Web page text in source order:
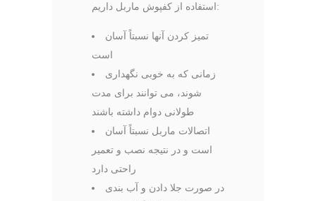
استفاده از کفپوش ماربل داریم:
تمیز کردن آنها نسبتاً آسان
است
زمانی که به خوبی نگهداری
شوند، می توانند برای مدت
طولانی دوام داشته باشند
اتصالات ماربل نسبتاً آسان
است و در نتیجه نصب و تعمیر
راحتی دارد
در صورت جلا دادن و آب بندی